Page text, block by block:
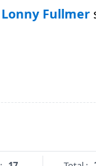
Lonny Fullmer